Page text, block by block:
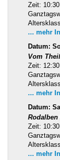
Zeit:
... mehr
Datum:
Vom
Zeit:
... mehr
Datum:
Rodalben
Zeit:
... mehr